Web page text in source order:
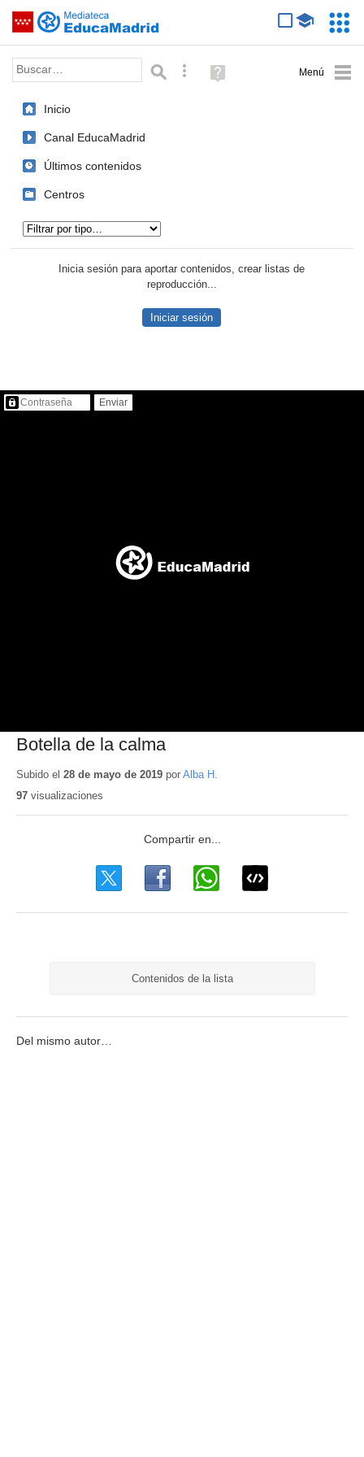
Saltar navegación
Palabra o frase: Búsqueda avanzada
Ayuda
(en
Inicio
Canal EducaMadrid
Últimos contenidos
Centros
Inicia sesión para aportar contenidos, crear listas de
reproducción...
Iniciar sesión
Contenido protegido…
Botella de la calma
Subido el 28 de mayo de 2019 por Alba H.
97 visualizaciones
Contenidos de la lista
Del mismo autor…